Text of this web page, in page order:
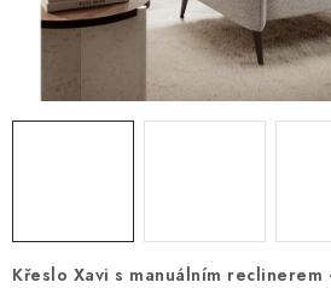
Cenník dopravy Kontakty
Křeslo Xavi s manuálním